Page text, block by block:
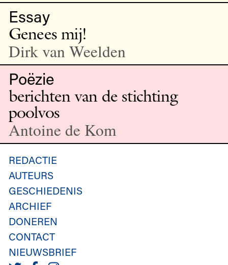
Essay
Genees mij!
Dirk van Weelden
Poëzie
berichten van de stichting
poolvos
Antoine de Kom
REDACTIE
AUTEURS
GESCHIEDENIS
ARCHIEF
DONEREN
CONTACT
NIEUWSBRIEF